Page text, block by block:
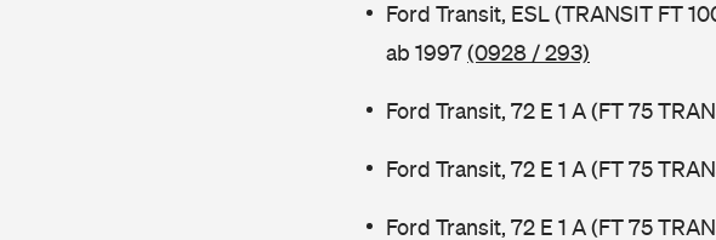
Ford Transit, ESL (TRANSIT FT
ab 1997(0928 / 293)
Ford Transit, 72 E 1 A (FT 75
Ford Transit, 72 E 1 A (FT 75
Ford Transit, 72 E 1 A (FT 75